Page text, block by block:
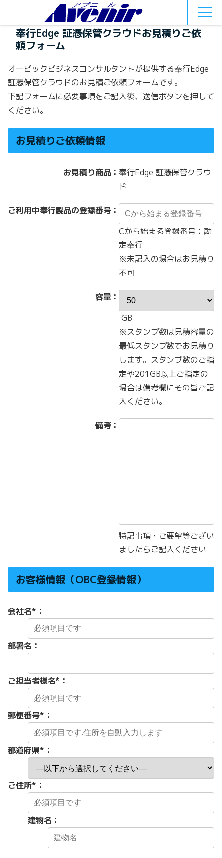
奉行Edge 証憑保管クラウドお見積りご依
頼フォーム
オービックビジネスコンサルタントが提供する奉行Edge
証憑保管クラウドのお見積ご依頼フォームです。
下記フォームに必要事項をご記入後、送信ボタンを押して
ください。
お見積りご依頼情報
お見積り商品： 奉行Edge 証憑保管クラウ
ド
ご利用中奉行製品の登録番号：
Cから始まる登録番号：勘
定奉行
※未記入の場合はお見積り
不可
容量：
GB
※スタンプ数は見積容量の
最低スタンプ数でお見積り
します。スタンプ数のご指
定や201GB以上ご指定の
場合は備考欄にその旨ご記
入ください。
備考：
特記事項・ご要望等ござい
ましたらご記入ください
お客様情報（OBC登録情報）
会社名* ：
部署名：
ご担当者様名* ：
郵便番号* ：
都道府県* ：
ご住所* ：
建物名：
MEN